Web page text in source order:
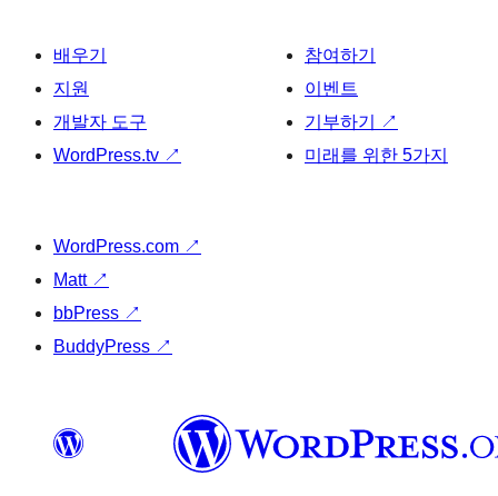
배우기
지원
개발자 도구
WordPress.tv ↗
참여하기
이벤트
기부하기
↗
미래를 위한 5가지
WordPress.com ↗
Matt ↗
bbPress ↗
BuddyPress ↗